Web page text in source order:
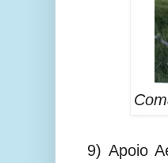
9) Apoio